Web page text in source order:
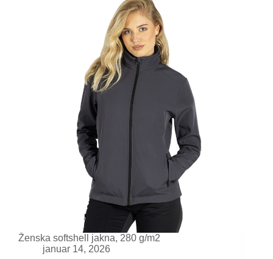
Ženska softshell jakna, 280 g/m2
januar 14, 2026